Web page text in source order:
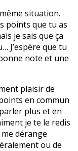
situation.
points que tu as
je sais que ça
J’espère que tu
note et une
plaisir de
en commun
plus et en
je te le redis
dérange
ou de